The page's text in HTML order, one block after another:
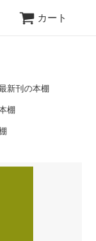
カート
新刊の本棚
棚